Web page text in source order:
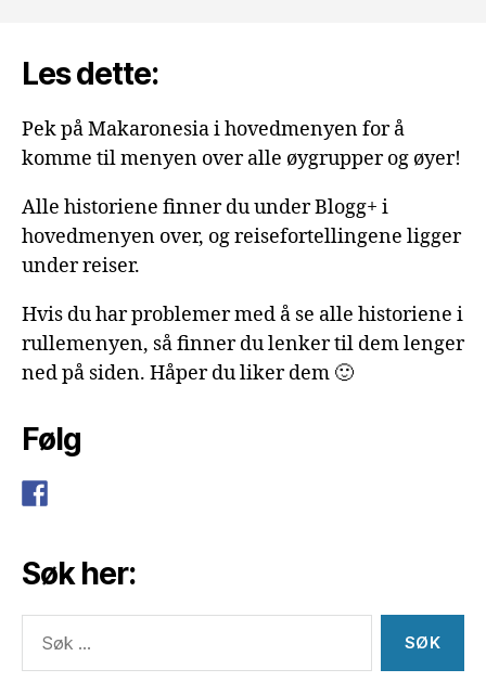
Les dette:
Pek på Makaronesia i hovedmenyen for å
komme til menyen over alle øygrupper og øyer!
Alle historiene finner du under Blogg+ i
hovedmenyen over, og reisefortellingene ligger
under reiser.
Hvis du har problemer med å se alle historiene i
rullemenyen, så finner du lenker til dem lenger
ned på siden. Håper du liker dem 🙂
Følg
Søk her:
etter: